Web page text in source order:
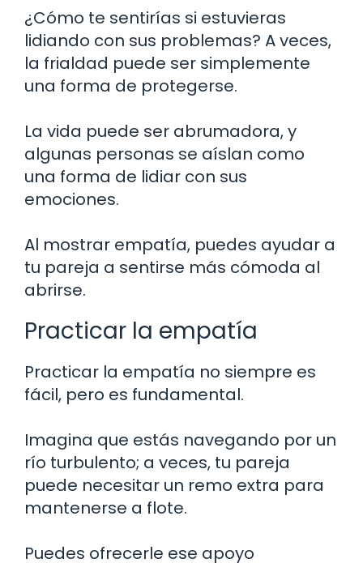
¿Cómo te sentirías si estuvieras
lidiando con sus problemas? A veces,
la frialdad puede ser simplemente
una forma de protegerse.
La vida puede ser abrumadora, y
algunas personas se aíslan como
una forma de lidiar con sus
emociones.
Al mostrar empatía, puedes ayudar a
tu pareja a sentirse más cómoda al
abrirse.
Practicar la empatía
Practicar la empatía no siempre es
fácil, pero es fundamental.
Imagina que estás navegando por un
río turbulento; a veces, tu pareja
puede necesitar un remo extra para
mantenerse a flote.
Puedes ofrecerle ese apoyo